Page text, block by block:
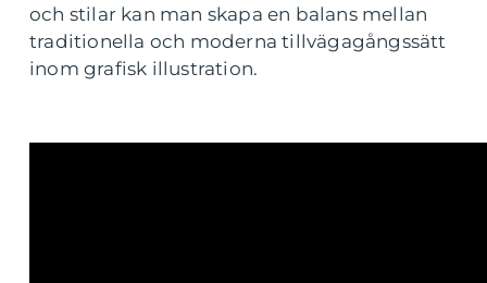
och stilar kan man skapa en balans mellan
traditionella och moderna tillvägagångssätt
inom grafisk illustration.